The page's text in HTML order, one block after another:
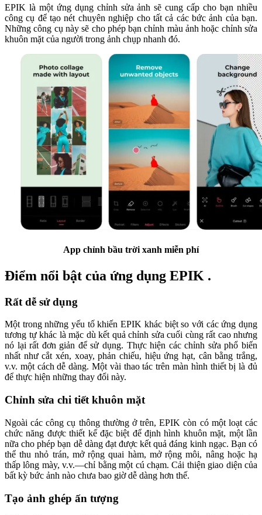
EPIK là một ứng dụng chỉnh sửa ảnh sẽ cung cấp cho bạn nhiều
công cụ để tạo nét chuyên nghiệp cho tất cả các bức ảnh của bạn.
Những công cụ này sẽ cho phép bạn chỉnh màu ảnh hoặc chỉnh sửa
khuôn mặt của người trong ảnh chụp nhanh đó.
App chỉnh bầu trời xanh miễn phí
Điểm nổi bật của ứng dụng EPIK .
Rất dễ sử dụng
Một trong những yếu tố khiến EPIK khác biệt so với các ứng dụng
tương tự khác là mặc dù kết quả chỉnh sửa cuối cùng rất cao nhưng
nó lại rất đơn giản để sử dụng. Thực hiện các chỉnh sửa phổ biến
nhất như cắt xén, xoay, phản chiếu, hiệu ứng hạt, cân bằng trắng,
v.v. một cách dễ dàng. Một vài thao tác trên màn hình thiết bị là đủ
để thực hiện những thay đổi này.
Chỉnh sửa chi tiết khuôn mặt
Ngoài các công cụ thông thường ở trên, EPIK còn có một loạt các
chức năng được thiết kế đặc biệt để định hình khuôn mặt, một lần
nữa cho phép bạn dễ dàng đạt được kết quả đáng kinh ngạc. Bạn có
thể thu nhỏ trán, mở rộng quai hàm, mở rộng môi, nâng hoặc hạ
thấp lông mày, v.v.—chỉ bằng một cú chạm. Cải thiện giao diện của
bất kỳ bức ảnh nào chưa bao giờ dễ dàng hơn thế.
Tạo ảnh ghép ấn tượng